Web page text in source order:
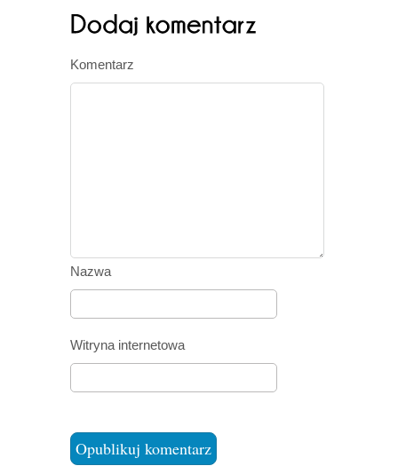
Komentarz
Nazwa
Witryna internetowa